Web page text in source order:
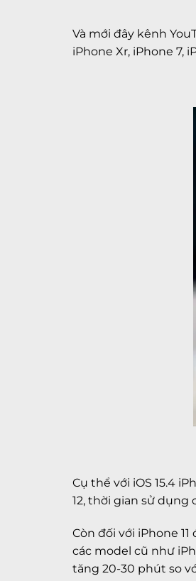
Và mới đây kênh
iPhone Xr, iPhone 7,
Cụ thể với iOS 15.4
12, thời gian sử dụng
Còn đối với iPhone
các model cũ như
tăng 20-30 phút so với